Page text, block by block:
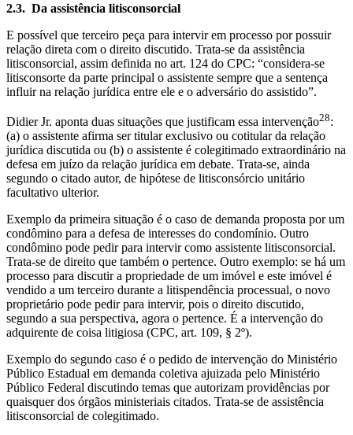
2.3. Da assistência litisconsorcial
E possível que terceiro peça para intervir em processo por possuir
relação direta com o direito discutido. Trata-se da assistência
litisconsorcial, assim definida no art. 124 do CPC: “considera-se
litisconsorte da parte principal o assistente sempre que a sentença
influir na relação jurídica entre ele e o adversário do assistido”.
Didier Jr. aponta duas situações que justificam essa intervenção28:
(a) o assistente afirma ser titular exclusivo ou cotitular da relação
jurídica discutida ou (b) o assistente é colegitimado extraordinário na
defesa em juízo da relação jurídica em debate. Trata-se, ainda
segundo o citado autor, de hipótese de litisconsórcio unitário
facultativo ulterior.
Exemplo da primeira situação é o caso de demanda proposta por um
condômino para a defesa de interesses do condomínio. Outro
condômino pode pedir para intervir como assistente litisconsorcial.
Trata-se de direito que também o pertence. Outro exemplo: se há um
processo para discutir a propriedade de um imóvel e este imóvel é
vendido a um terceiro durante a litispendência processual, o novo
proprietário pode pedir para intervir, pois o direito discutido,
segundo a sua perspectiva, agora o pertence. É a intervenção do
adquirente de coisa litigiosa (CPC, art. 109, § 2º).
Exemplo do segundo caso é o pedido de intervenção do Ministério
Público Estadual em demanda coletiva ajuizada pelo Ministério
Público Federal discutindo temas que autorizam providências por
quaisquer dos órgãos ministeriais citados. Trata-se de assistência
litisconsorcial de colegitimado.